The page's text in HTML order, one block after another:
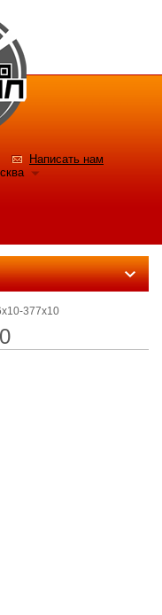
Написать нам
377х10